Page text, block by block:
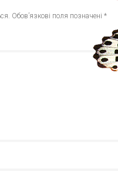
Обов’язкові поля позначені *